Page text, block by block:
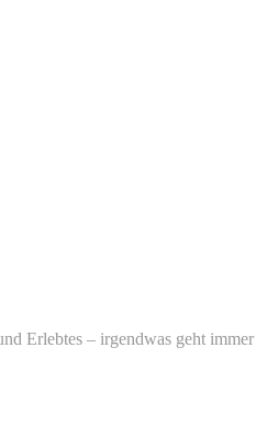
Erlebtes – irgendwas geht immer